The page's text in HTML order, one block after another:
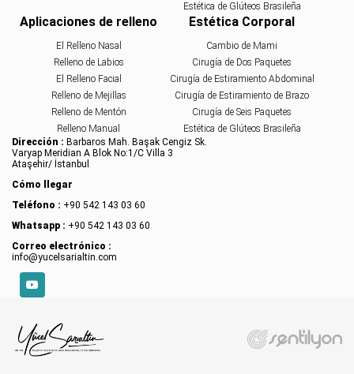
Estética de Glúteos Brasileña
Aplicaciones de relleno
El Relleno Nasal
Relleno de Labios
El Relleno Facial
Relleno de Mejillas
Relleno de Mentón
Relleno Manual
Estética Corporal
Cambio de Mami
Cirugía de Dos Paquetes
Cirugía de Estiramiento Abdominal
Cirugía de Estiramiento de Brazo
Cirugía de Seis Paquetes
Estética de Glúteos Brasileña
Dirección : Barbaros Mah. Başak Cengiz Sk.
Varyap Meridian A Blok No:1/C Villa 3
Ataşehir/ İstanbul
Cómo llegar
Teléfono : +90 542 143 03 60
Whatsapp : +90 542 143 03 60
Correo electrónico :
info@yucelsarialtin.com
YouTube